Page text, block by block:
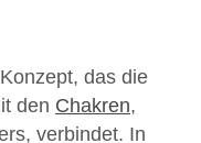
das die
den Chakren,
verbindet. In